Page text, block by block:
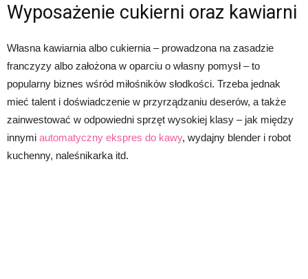
Wyposażenie cukierni oraz kawiarni
Własna kawiarnia albo cukiernia – prowadzona na zasadzie
franczyzy albo założona w oparciu o własny pomysł – to
popularny biznes wśród miłośników słodkości. Trzeba jednak
mieć talent i doświadczenie w przyrządzaniu deserów, a także
zainwestować w odpowiedni sprzęt wysokiej klasy – jak między
innymi automatyczny ekspres do kawy, wydajny blender i robot
kuchenny, naleśnikarka itd.